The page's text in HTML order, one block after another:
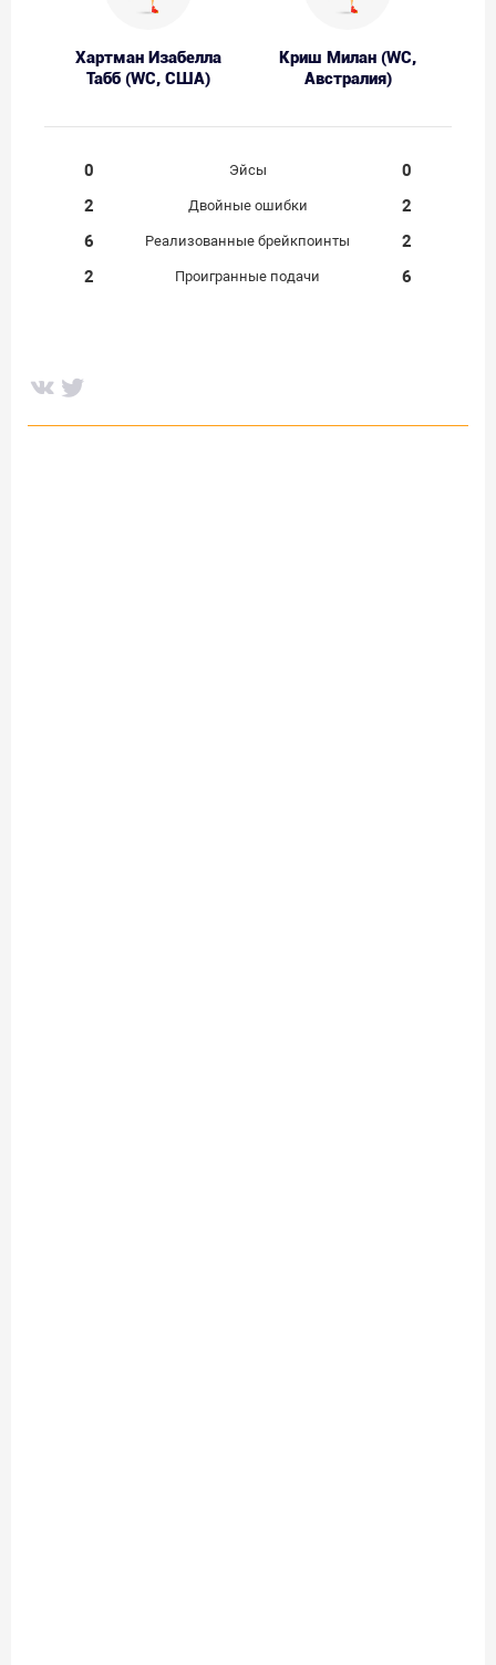
Хартман Изабелла
Табб (WC, США)
Криш Милан (WC,
Австралия)
0 Эйсы
0
2
Двойные ошибки
2
6
Реализованные брейкпоинты
2
2
Проигранные подачи 6